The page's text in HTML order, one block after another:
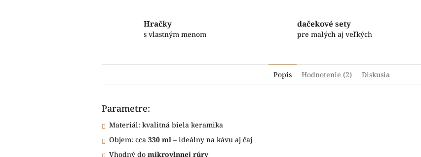
Hračky
s vlastným menom
dačekové sety
pre malých aj veľkých
Popis Hodnotenie (2) Diskusia
Parametre:
Materiál: kvalitná biela keramika
Objem: cca 330 ml – ideálny na kávu aj čaj
Vhodný do mikrovlnnej rúry